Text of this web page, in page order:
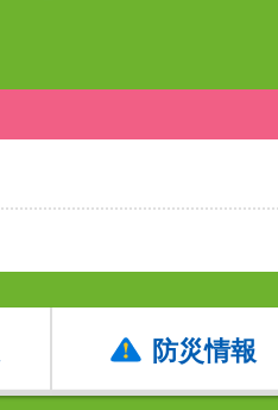
防災情報